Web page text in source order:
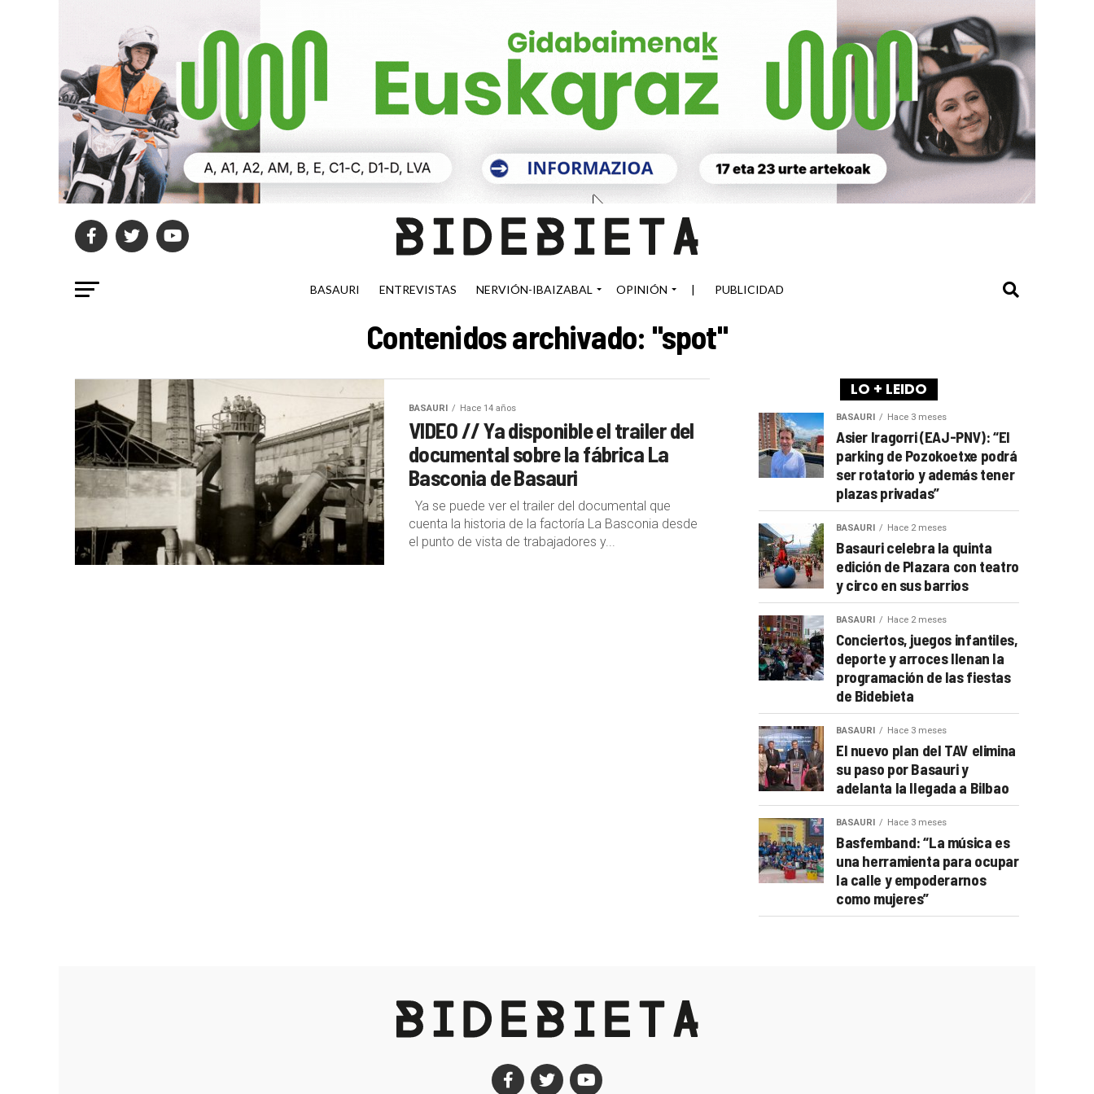
BASAURI ENTREVISTAS NERVIÓN-IBAIZABAL OPINIÓN | PUBLICIDAD
Contenidos archivado: "spot"
BASAURI Hace 14 años
VIDEO // Ya disponible el trailer del
documental sobre la fábrica La
Basconia de Basauri
Ya se puede ver el trailer del documental que
cuenta la historia de la factoría La Basconia desde
el punto de vista de trabajadores y...
LO + LEIDO
BASAURI Hace 3 meses
Asier Iragorri (EAJ-PNV): “El
parking de Pozokoetxe podrá
ser rotatorio y además tener
plazas privadas”
BASAURI Hace 2 meses
Basauri celebra la quinta
edición de Plazara con teatro
y circo en sus barrios
BASAURI Hace 2 meses
Conciertos, juegos infantiles,
deporte y arroces llenan la
programación de las fiestas
de Bidebieta
BASAURI Hace 3 meses
El nuevo plan del TAV elimina
su paso por Basauri y
adelanta la llegada a Bilbao
BASAURI Hace 3 meses
Basfemband: “La música es
una herramienta para ocupar
la calle y empoderarnos
como mujeres”